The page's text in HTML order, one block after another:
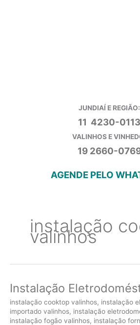
JUNDIAÍ E REGIÃO:
11 4230-0113
VALINHOS E
19 2660-
AGENDE PELO
instalação
valinhos
Instalação
instalação cooktop valinhos, instalação
importado valinhos, instalação
instalação fogão valinhos, instalação